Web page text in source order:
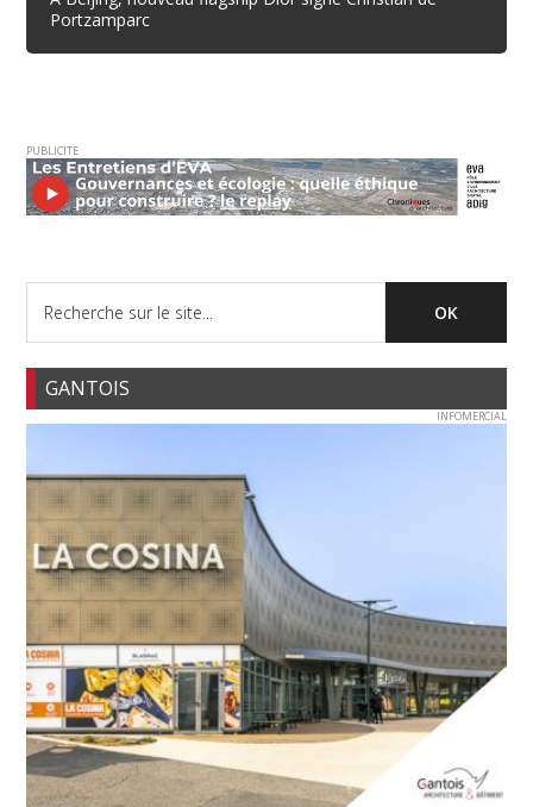
Portzamparc
PUBLICITE
GANTOIS
INFOMERCIAL